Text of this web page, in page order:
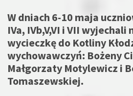
W dniach 6-10 maja
IVa, IVb,V,VI i VII
wycieczkę do Kotliny
wychowawczyń: Bożeny
Małgorzaty Motylewicz i
Tomaszewskiej.